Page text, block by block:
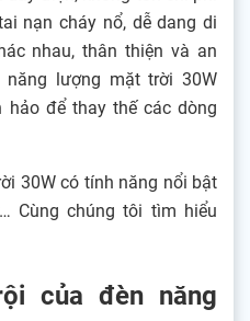
nạn cháy nổ, dễ dang di
nhau, thân thiện và an
lượng mặt trời 30W
để thay thế các dòng
30W có tính năng nổi bật
Cùng chúng tôi tìm hiểu
của đèn năng